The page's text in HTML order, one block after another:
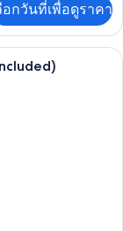
อกวันที่เพื่อดูราคา
บพรีเมียม, มินิบาร์ฟรี,